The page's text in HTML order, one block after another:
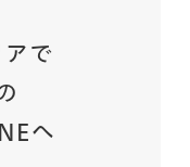
で
へ